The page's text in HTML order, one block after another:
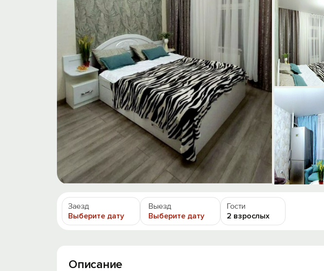
Заезд
Выберите дату
Выезд
Выберите дату
Гости
2 взрослых
Описание